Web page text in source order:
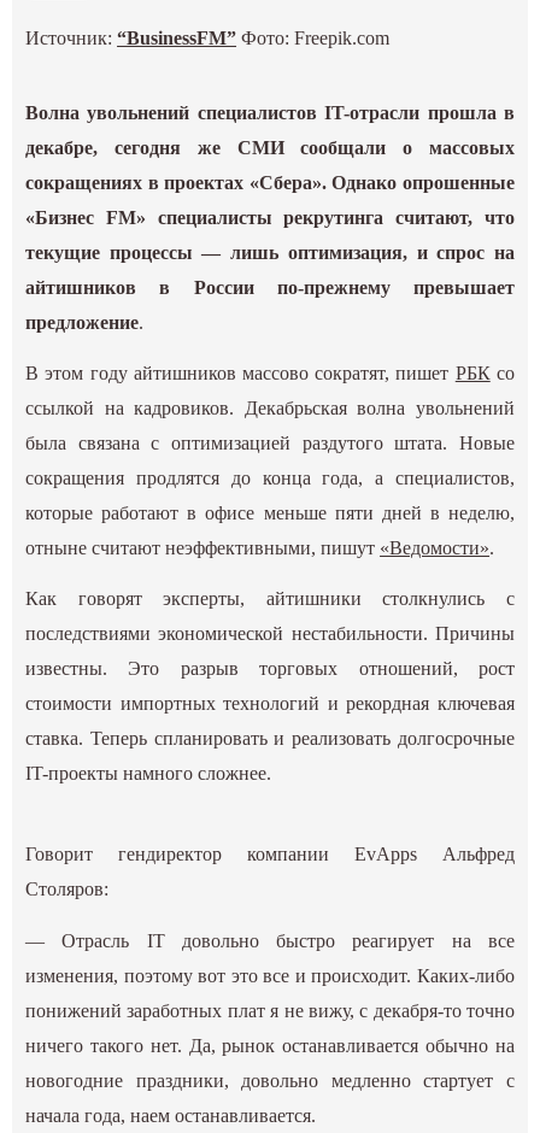
Источник:“BusinessFM” Фото: Freepik.com
Волна увольнений специалистов IT-отрасли прошла в
декабре, сегодня же СМИ сообщали о массовых
сокращениях в проектах «Сбера». Однако опрошенные
«Бизнес FM» специалисты рекрутинга считают, что
текущие процессы — лишь оптимизация, и спрос на
айтишников в России по-прежнему превышает
предложение.
В этом году айтишников массово сократят, пишет РБКсо
ссылкой на кадровиков. Декабрьская волна увольнений
была связана с оптимизацией раздутого штата. Новые
сокращения продлятся до конца года, а специалистов,
которые работают в офисе меньше пяти дней в неделю,
отныне считают неэффективными, пишут «Ведомости».
Как говорят эксперты, айтишники столкнулись с
последствиями экономической нестабильности. Причины
известны. Это разрыв торговых отношений, рост
стоимости импортных технологий и рекордная ключевая
ставка. Теперь спланировать и реализовать долгосрочные
IT-проекты намного сложнее.
Говорит гендиректор компании EvApps Альфред
Столяров:
— Отрасль IT довольно быстро реагирует на все
изменения, поэтому вот это все и происходит. Каких-либо
понижений заработных плат я не вижу, с декабря-то точно
ничего такого нет. Да, рынок останавливается обычно на
новогодние праздники, довольно медленно стартует с
начала года, наем останавливается.